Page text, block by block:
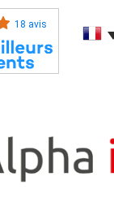
18 avis